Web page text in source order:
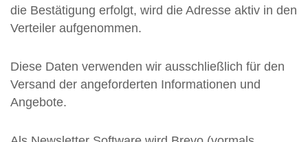
die Bestätigung erfolgt, wird die Adresse aktiv in den
Verteiler aufgenommen.
Diese Daten verwenden wir ausschließlich für den
Versand der angeforderten Informationen und
Angebote.